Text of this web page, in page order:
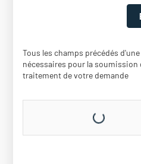
Tous les champs précédés
nécessaires pour la soumission
traitement de votre demande